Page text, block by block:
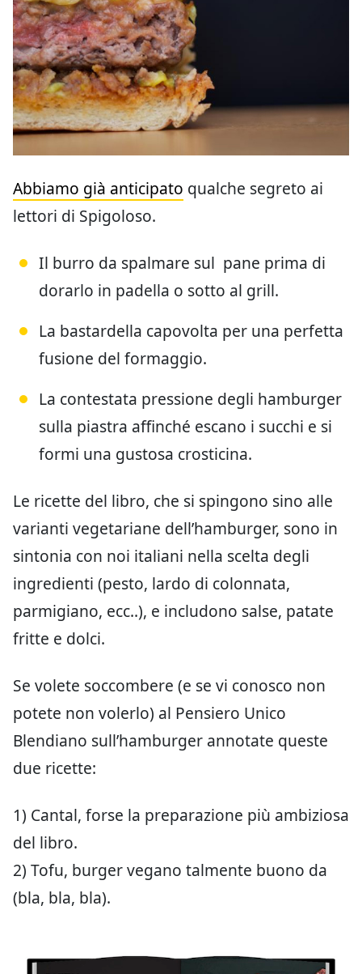
Abbiamo già anticipato qualche segreto ai
lettori di Spigoloso.
Il burro da spalmare sul pane prima di
dorarlo in padella o sotto al grill.
La bastardella capovolta per una perfetta
fusione del formaggio.
La contestata pressione degli hamburger
sulla piastra affinché escano i succhi e si
formi una gustosa crosticina.
Le ricette del libro, che si spingono sino alle
varianti vegetariane dell’hamburger, sono in
sintonia con noi italiani nella scelta degli
ingredienti (pesto, lardo di colonnata,
parmigiano, ecc..), e includono salse, patate
fritte e dolci.
Se volete soccombere (e se vi conosco non
potete non volerlo) al Pensiero Unico
Blendiano sull’hamburger annotate queste
due ricette:
1) Cantal, forse la preparazione più ambiziosa
del libro.
2) Tofu, burger vegano talmente buono da
(bla, bla, bla).